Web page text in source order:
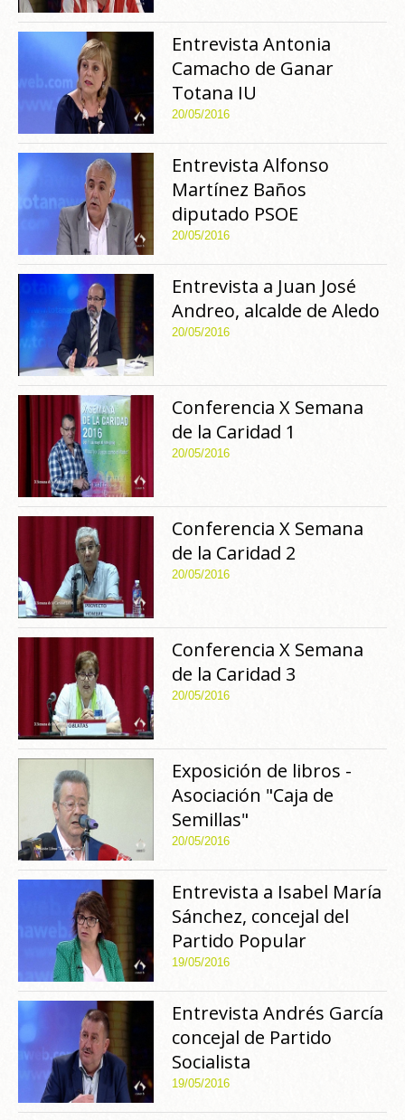
Entrevista Antonia
Camacho de Ganar
Totana IU
20/05/2016
Entrevista Alfonso
Martínez Baños
diputado PSOE
20/05/2016
Entrevista a Juan José
Andreo, alcalde de Aledo
20/05/2016
Conferencia X Semana
de la Caridad 1
20/05/2016
Conferencia X Semana
de la Caridad 2
20/05/2016
Conferencia X Semana
de la Caridad 3
20/05/2016
Exposición de libros -
Asociación "Caja de
Semillas"
20/05/2016
Entrevista a Isabel María
Sánchez, concejal del
Partido Popular
19/05/2016
Entrevista Andrés García
concejal de Partido
Socialista
19/05/2016